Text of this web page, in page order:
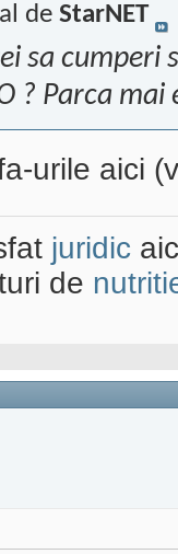
de StarNET
sa
? Parca
urile aici
juridic
de